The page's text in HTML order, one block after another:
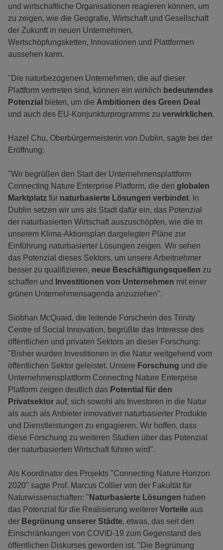
und wirtschaftliche Organisationen reagieren können, um
zu zeigen, wie die Geografie, Wirtschaft und Gesellschaft
der Zukunft in neuen Unternehmen,
Wertschöpfungsketten, Innovationen und Plattformen
aussehen kann.
"Die naturbezogenen Unternehmen, die auf dieser
Plattform vertreten sind, können ein wirklich bedeutendes
Potenzial bieten, um die Ambitionen des Green Deal
und auch des EU-Konjunkturprogramms zu verwirklichen.
Hazel Chu, Oberbürgermeisterin von Dublin, sagte bei der
Eröffnung:
"Wir begrüßen den Start der Unternehmensplattform
Connecting Nature Enterprise Platform, die den globalen
Marktplatz für naturbasierte Lösungen verbindet. In
Dublin setzen wir uns als Stadt dafür ein, das Potenzial
der naturbasierten Wirtschaft auszuschöpfen, wie die in
unserem Klima-Aktionsplan dargelegten Pläne zur
Einführung naturbasierter Lösungen zeigen. Wir sehen
das Potenzial dieses Sektors, um unsere Arbeitnehmer
besser zu qualifizieren, neue Beschäftigungsquellen zu
schaffen und
Investitionen von Unternehmen mit einer
grünen Unternehmensagenda anzuziehen".
Siobhan McQuaid, die leitende Forscherin des Trinity
Centre of Social Innovation, begrüßte das Interesse des
öffentlichen und privaten Sektors an dieser Forschung:
"Bisher wurden Investitionen in die Natur weitgehend vom
öffentlichen Sektor geleistet. Unsere Forschung und die
Unternehmensplattform Connecting Nature Enterprise
Platform zeigen deutlich das Potential für den
Privatsektor auf, sich sowohl als Investoren in die Natur
als auch als Anbieter innovativer naturbasierter Produkte
und Dienstleistungen zu engagieren. Wir hoffen, dass
diese Forschung zu weiteren Studien über das Potenzial
der naturbasierten Wirtschaft führen wird".
Als Koordinator des Projekts "Connecting Nature Horizon
2020" sagte Prof. Marcus Collier von der Fakultät für
Naturwissenschaften: " Naturbasierte Lösungen haben
das Potenzial für die Realisierung weiterer Vorteile aus
der Begrünung unserer Städte, etwas, das seit den
Einschränkungen von COVID-19 zum Gegenstand des
öffentlichen Diskurses geworden ist. "Die Begrünung